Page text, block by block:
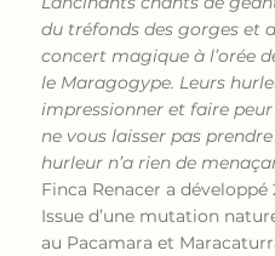
du tréfonds des gorges et
concert magique à l’orée
le Maragogype. Leurs
impressionner et faire
ne vous laisser pas
hurleur n’a rien de
Finca Renacer a
Issue d’une mutation
au Pacamara et